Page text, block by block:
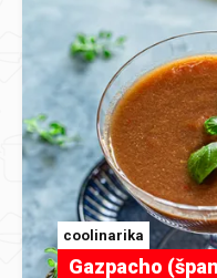
coolinarika
Gazpacho